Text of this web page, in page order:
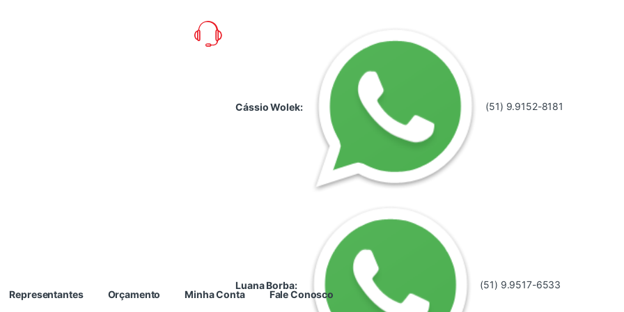
Representantes Orçamento Minha Conta Fale Conosco
Cássio Wolek: (51) 9.9152-8181
Luana Borba: (51) 9.9517-6533